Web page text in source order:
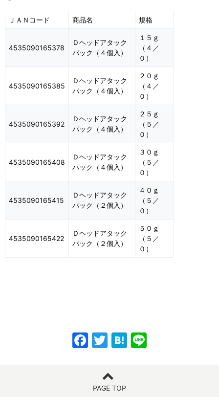
ＪＡＮコード 商品名 規格
4535090165378
Ｄヘッドアタック
パック（４個入）
１５ｇ
（４／
０）
4535090165385
Ｄヘッドアタック
パック（４個入）
２０ｇ
（４／
０）
4535090165392
Ｄヘッドアタック
パック（４個入）
２５ｇ
（５／
０）
4535090165408
Ｄヘッドアタック
パック（４個入）
３０ｇ
（５／
０）
4535090165415
Ｄヘッドアタック
パック（２個入）
４０ｇ
（５／
０）
4535090165422
Ｄヘッドアタック
パック（２個入）
５０ｇ
（５／
０）
F
e
T
itt
er
H
PAGE TOP